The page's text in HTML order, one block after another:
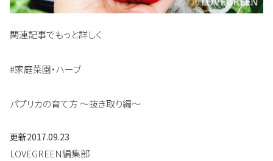
関連記事でもっと詳しく
#家庭菜園・ハーブ
パプリカの育て方 〜抜き取り編〜
更新2017.09.23
LOVEGREEN編集部